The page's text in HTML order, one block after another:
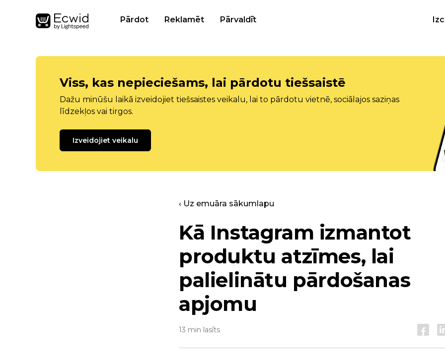
Pārdot Reklamēt Pārvaldīt
Viss, kas nepieciešams, lai pārdotu tiešsaistē
Dažu minūšu laikā izveidojiet tiešsaistes veikalu, lai to pārdotu vietnē, sociālajos saziņas
līdzekļos vai tirgos.
Izveidojiet veikalu
‹ Uz emuāra sākumlapu
Kā Instagram izmantot
produktu atzīmes, lai
palielinātu pārdošanas
apjomu
13 min lasīts